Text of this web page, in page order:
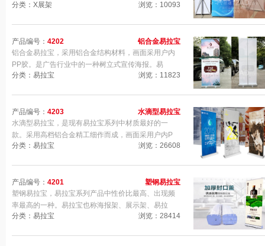
分类：X展架
浏览：10093
产品编号： 4202
铝合金易拉宝
铝合金易拉宝，采用铝合金结构材料，画面采用户内
PP胶。是广告行业中的一种树立式宣传海报。易
分类：易拉宝
浏览：11823
产品编号： 4203
水滴型易拉宝
水滴型易拉宝，是现有易拉宝系列中材质最好的一
款。采用高档铝合金精工细作而成，画面采用户内P
分类：易拉宝
浏览：26608
产品编号： 4201
塑钢易拉宝
塑钢易拉宝，易拉宝系列产品中性价比最高、出现频
率最高的一种。易拉宝也称海报架、展示架、易拉
分类：易拉宝
浏览：28414